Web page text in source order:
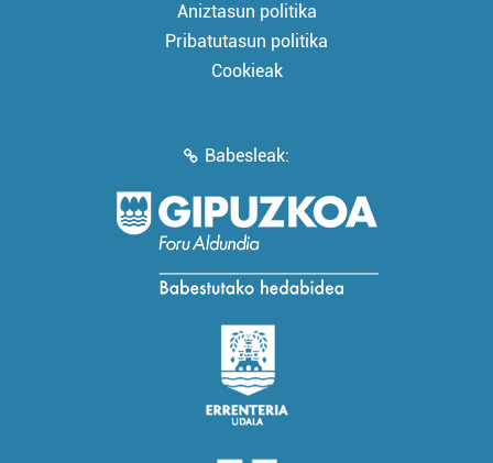
Aniztasun politika
Pribatutasun politika
Cookieak
Babesleak: